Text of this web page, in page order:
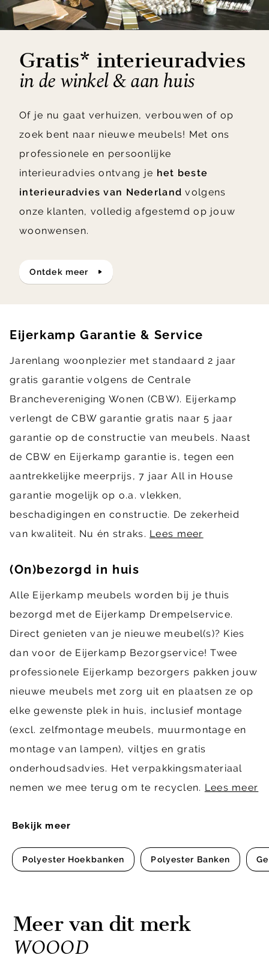
Gratis* interieuradvies
in de winkel & aan huis
Of je nu gaat verhuizen, verbouwen of op
zoek bent naar nieuwe meubels! Met ons
professionele en persoonlijke
interieuradvies ontvang je het beste
interieuradvies van Nederland volgens
onze klanten, volledig afgestemd op jouw
woonwensen.
ontdek meer
Bekijk meer
Polyester Hoekbanken Polyester Banken
Eijerkamp Garantie & Service
Jarenlang woonplezier met standaard 2 jaar
gratis garantie volgens de Centrale
Branchevereniging Wonen (CBW). Eijerkamp
verlengt de CBW garantie gratis naar 5 jaar
garantie op de constructie van meubels. Naast
de CBW en Eijerkamp garantie is, tegen een
aantrekkelijke meerprijs, 7 jaar All in House
garantie mogelijk op o.a. vlekken,
beschadigingen en constructie. De zekerheid
van kwaliteit. Nu én straks. Lees meer
(On)bezorgd in huis
Alle Eijerkamp meubels worden bij je thuis
bezorgd met de Eijerkamp Drempelservice.
Direct genieten van je nieuwe meubel(s)? Kies
dan voor de Eijerkamp Bezorgservice! Twee
professionele Eijerkamp bezorgers pakken jouw
nieuwe meubels met zorg uit en plaatsen ze op
elke gewenste plek in huis, inclusief montage
(excl. zelfmontage meubels, muurmontage en
montage van lampen), viltjes en gratis
onderhoudsadvies. Het verpakkingsmateriaal
nemen we mee terug om te recyclen. Lees meer
Meer van dit merk
WOOOD